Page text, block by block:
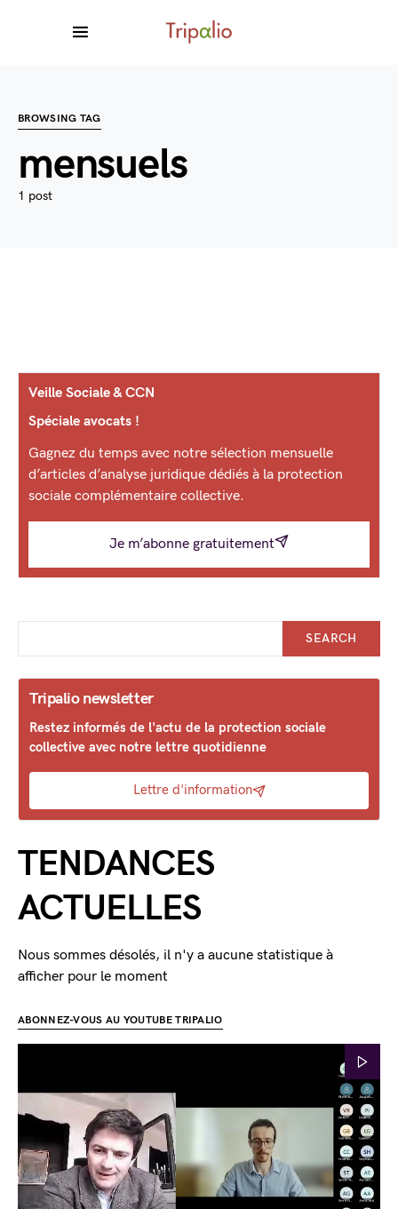
BROWSING TAG
mensuels
1 post
Veille Sociale & CCN
Spéciale avocats !
Gagnez du temps avec notre sélection mensuelle
d’articles d’analyse juridique dédiés à la protection
sociale complémentaire collective.
Je m’abonne gratuitement
SEARCH
Tripalio newsletter
Restez informés de l'actu de la protection sociale
collective avec notre lettre quotidienne
Lettre d'information
TENDANCES
ACTUELLES
Nous sommes désolés, il n'y a aucune statistique à
afficher pour le moment
ABONNEZ-VOUS AU YOUTUBE TRIPALIO